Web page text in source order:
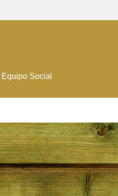
Equipo Social